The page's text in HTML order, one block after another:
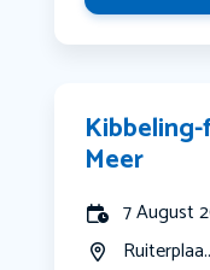
Meer
7 August